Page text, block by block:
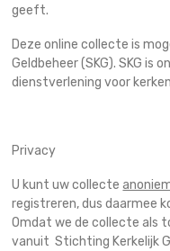
geeft.
Deze online collecte is
Geldbeheer (SKG). SKG is
dienstverlening voor
Privacy
U kunt uw collecte
registreren, dus daarmee
Omdat we de collecte als
vanuit Stichting Kerkelijk